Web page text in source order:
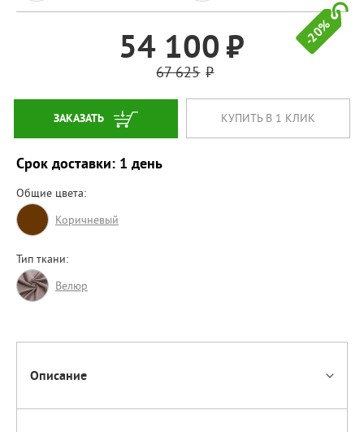
-20%
54 100
67 625
ЗАКАЗАТЬ КУПИТЬ В 1 КЛИК
Срок доставки: 1 день
Общие цвета:
Коричневый
Тип ткани:
Велюр
Описание